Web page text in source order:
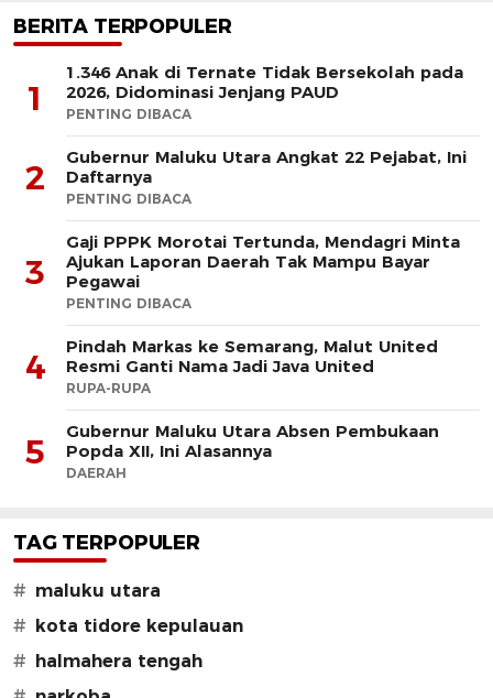
BERITA TERPOPULER
1
1.346 Anak di Ternate Tidak Bersekolah pada
2026, Didominasi Jenjang PAUD
PENTING DIBACA
2
Gubernur Maluku Utara Angkat 22 Pejabat, Ini
Daftarnya
PENTING DIBACA
3
Gaji PPPK Morotai Tertunda, Mendagri Minta
Ajukan Laporan Daerah Tak Mampu Bayar
Pegawai
PENTING DIBACA
4
Pindah Markas ke Semarang, Malut United
Resmi Ganti Nama Jadi Java United
RUPA-RUPA
5
Gubernur Maluku Utara Absen Pembukaan
Popda XII, Ini Alasannya
DAERAH
TAG TERPOPULER
# maluku utara
# kota tidore kepulauan
# halmahera tengah